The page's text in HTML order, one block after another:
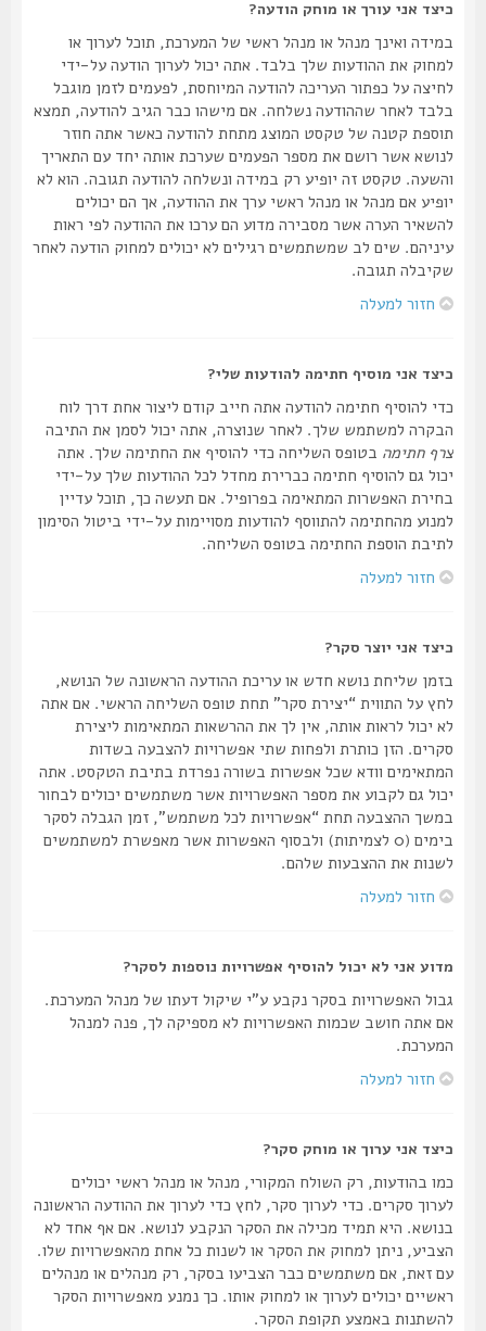
כיצד אני עורך או מוחק הודעה?
במידה ואינך מנהל או מנהל ראשי של המערכת, תוכל לערוך או
למחוק את ההודעות שלך בלבד. אתה יכול לערוך הודעה על-ידי
לחיצה על כפתור העריכה להודעה המיוחסת, לפעמים לזמן מוגבל
בלבד לאחר שההודעה נשלחה. אם מישהו כבר הגיב להודעה, תמצא
תוספת קטנה של טקסט המוצג מתחת להודעה כאשר אתה חוזר
לנושא אשר רושם את מספר הפעמים שערכת אותה יחד עם התאריך
והשעה. טקסט זה יופיע רק במידה ונשלחה להודעה תגובה. הוא לא
יופיע אם מנהל או מנהל ראשי ערך את ההודעה, אך הם יכולים
להשאיר הערה אשר מסבירה מדוע הם ערכו את ההודעה לפי ראות
עיניהם. שים לב שמשתמשים רגילים לא יכולים למחוק הודעה לאחר
שקיבלה תגובה.
חזור למעלה
כיצד אני מוסיף חתימה להודעות שלי?
כדי להוסיף חתימה להודעה אתה חייב קודם ליצור אחת דרך לוח
הבקרה למשתמש שלך. לאחר שנוצרה, אתה יכול לסמן את התיבה
צרף חתימהבטופס השליחה כדי להוסיף את החתימה שלך. אתה
יכול גם להוסיף חתימה כברירת מחדל לכל ההודעות שלך על-ידי
בחירת האפשרות המתאימה בפרופיל. אם תעשה כך, תוכל עדיין
למנוע מהחתימה להתווסף להודעות מסויימות על-ידי ביטול הסימון
לתיבת הוספת החתימה בטופס השליחה.
חזור למעלה
כיצד אני יוצר סקר?
בזמן שליחת נושא חדש או עריכת ההודעה הראשונה של הנושא,
לחץ על התווית “יצירת סקר” תחת טופס השליחה הראשי. אם אתה
לא יכול לראות אותה, אין לך את ההרשאות המתאימות ליצירת
סקרים. הזן כותרת ולפחות שתי אפשרויות להצבעה בשדות
המתאימים וודא שכל אפשרות בשורה נפרדת בתיבת הטקסט. אתה
יכול גם לקבוע את מספר האפשרויות אשר משתמשים יכולים לבחור
במשך ההצבעה תחת “אפשרויות לכל משתמש”, זמן הגבלה לסקר
בימים (0 לצמיתות) ולבסוף האפשרות אשר מאפשרת למשתמשים
לשנות את ההצבעות שלהם.
חזור למעלה
מדוע אני לא יכול להוסיף אפשרויות נוספות לסקר?
גבול האפשרויות בסקר נקבע ע"י שיקול דעתו של מנהל המערכת.
אם אתה חושב שכמות האפשרויות לא מספיקה לך, פנה למנהל
המערכת.
חזור למעלה
כיצד אני ערוך או מוחק סקר?
כמו בהודעות, רק השולח המקורי, מנהל או מנהל ראשי יכולים
לערוך סקרים. כדי לערוך סקר, לחץ כדי לערוך את ההודעה הראשונה
בנושא. היא תמיד מכילה את הסקר הנקבע לנושא. אם אף אחד לא
הצביע, ניתן למחוק את הסקר או לשנות כל אחת מהאפשרויות שלו.
עם זאת, אם משתמשים כבר הצביעו בסקר, רק מנהלים או מנהלים
ראשיים יכולים לערוך או למחוק אותו. כך נמנע מאפשרויות הסקר
להשתנות באמצע תקופת הסקר.